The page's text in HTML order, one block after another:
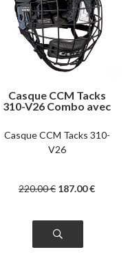
Casque CCM Tacks
310-V26 Combo avec
Casque CCM Tacks 310-
V26
220.00€ 187.00€